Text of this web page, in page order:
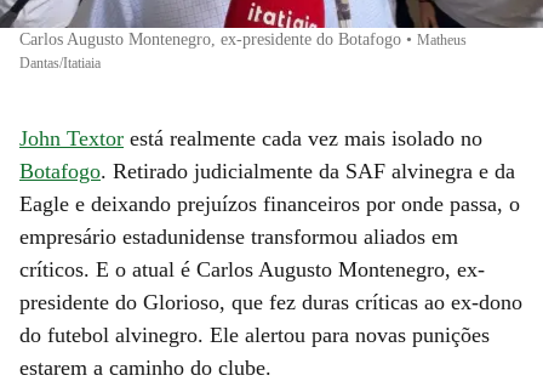
Carlos Augusto Montenegro, ex-presidente do Botafogo • Matheus
Dantas/Itatiaia
John Textor está realmente cada vez mais isolado no
Botafogo. Retirado judicialmente da SAF alvinegra e da
Eagle e deixando prejuízos financeiros por onde passa, o
empresário estadunidense transformou aliados em
críticos. E o atual é Carlos Augusto Montenegro, ex-
presidente do Glorioso, que fez duras críticas ao ex-dono
do futebol alvinegro. Ele alertou para novas punições
estarem a caminho do clube.